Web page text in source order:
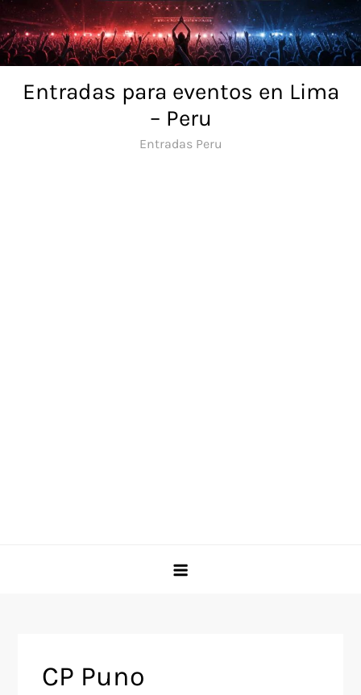
Skip
to
content
Entradas para eventos en Lima
– Peru
Entradas Peru
CP Puno